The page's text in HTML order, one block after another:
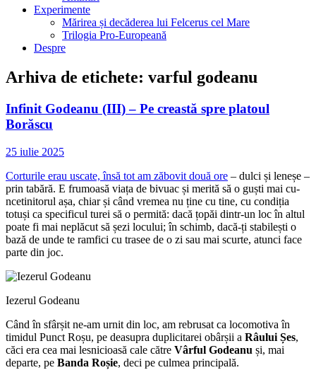
Experimente
Mărirea și decăderea lui Felcerus cel Mare
Trilogia Pro-Europeană
Despre
Arhiva de etichete: varful godeanu
Infinit Godeanu (III) – Pe creastă spre platoul
Borăscu
25 iulie 2025
Corturile erau uscate, însă tot am zăbovit două ore – dulci și leneșe –
prin tabără. E frumoasă viața de bivuac și merită să o guști mai cu-
ncetinitorul așa, chiar și când vremea nu ține cu tine, cu condiția
totuși ca specificul turei să o permită: dacă țopăi dintr-un loc în altul
poate fi mai neplăcut să șezi locului; în schimb, dacă-ți stabilești o
bază de unde te ramfici cu trasee de o zi sau mai scurte, atunci face
parte din joc.
Iezerul Godeanu
Când în sfârșit ne-am urnit din loc, am rebrusat ca locomotiva în
timidul Punct Roșu, pe deasupra duplicitarei obârșii a Râului Șes,
căci era cea mai lesnicioasă cale către Vârful Godeanu și, mai
departe, pe Banda Roșie, deci pe culmea principală.